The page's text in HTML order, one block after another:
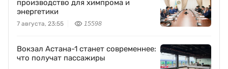
производство для химпрома и
энергетики
7 августа, 23:55 15598
Вокзал Астана-1 станет современнее:
что получат пассажиры